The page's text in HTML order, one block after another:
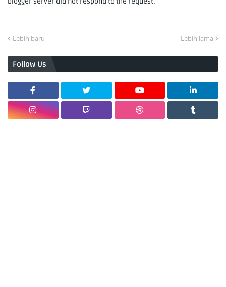
Lebih baru Lebih lama
Follow Us